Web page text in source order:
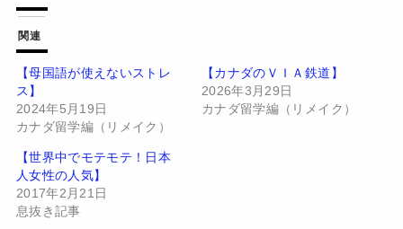
て
T
w
i
t
t
e
r
で
共
有
(
新
し
い
ウ
ィ
ン
ド
有
す
に
は
ク
リ
ッ
ク
し
て
く
だ
さ
関連
【母国語が使えないストレ
ス】
2024年5月19日
カナダ留学編（リメイク）
【カナダのＶＩＡ鉄道】
2026年3月29日
カナダ留学編（リメイク）
【世界中でモテモテ！日本
人女性の人気】
2017年2月21日
息抜き記事